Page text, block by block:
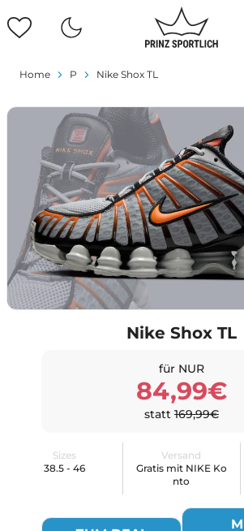
Home P Nike Shox TL
Nike Shox TL
für NUR
84,99€
statt 169,99€
Sizes
38.5 - 46
Versand
Gratis mit NIKE Ko
nto